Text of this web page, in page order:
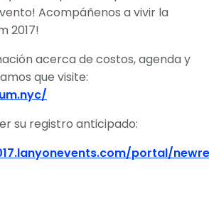
Acompáñenos a vivir la
2017!
acerca de costos, agenda y
que visite:
su registro anticipado:
portal/